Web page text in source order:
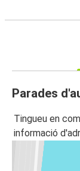
Parades
Tingueu en
informació